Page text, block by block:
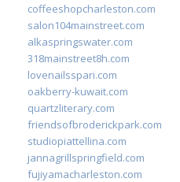
coffeeshopcharleston.com
salon104mainstreet.com
alkaspringswater.com
318mainstreet8h.com
lovenailsspari.com
oakberry-kuwait.com
quartzliterary.com
friendsofbroderickpark.com
studiopiattellina.com
jannagrillspringfield.com
fujiyamacharleston.com